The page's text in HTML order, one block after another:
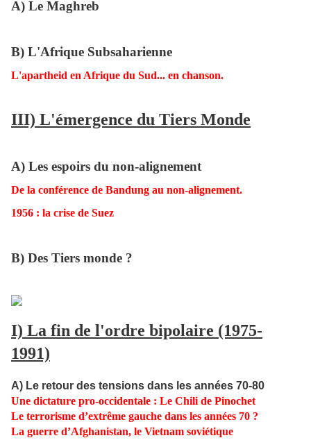
A) Le Maghreb
B) L'Afrique Subsaharienne
L'apartheid en Afrique du Sud... en chanson.
III) L'émergence du Tiers Monde
A) Les espoirs du non-alignement
De la conférence de Bandung au non-alignement.
1956 : la crise de Suez
B) Des Tiers monde ?
I) La fin de l'ordre bipolaire (1975-
1991)
A) Le retour des tensions dans les années 70-80
Une dictature pro-occidentale : Le Chili de Pinochet
Le terrorisme d’extrême gauche dans les années 70 ?
La guerre d’Afghanistan, le Vietnam soviétique